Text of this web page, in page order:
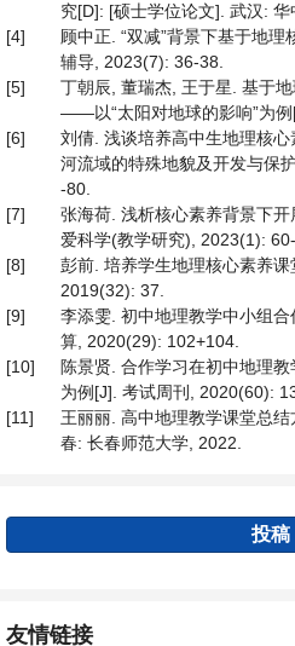
究[D]: [硕士学位论文]. 武汉: 华
[4]
顾中正. “双减”背景下基于地
辅导, 2023(7): 36-38.
[5]
丁朝辰, 董瑞杰, 王于星. 基于
——以“太阳对地球的影响”为例
[6]
刘倩. 浅谈培养高中生地理核
河流域的特殊地貌及开发与保
-80.
[7]
张海荷. 浅析核心素养背景下
爱科学(教学研究), 2023(1): 60-
[8]
彭前. 培养学生地理核心素养
2019(32): 37.
[9]
李添雯. 初中地理教学中小组
算, 2020(29): 102+104.
[10]
陈景贤. 合作学习在初中地理
为例[J]. 考试周刊, 2020(60):
[11]
王丽丽. 高中地理教学课堂总
春: 长春师范大学, 2022.
投稿
友情链接